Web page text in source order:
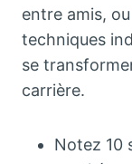
entre amis,
techniques
se
carrière.
Notez 10